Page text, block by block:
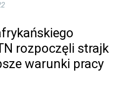
rozpoczęli strajk
warunki pracy